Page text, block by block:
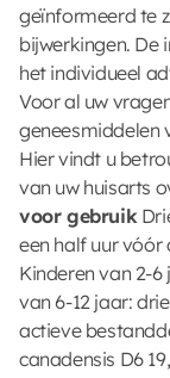
geïnformeerd te
bijwerkingen. De
het individueel
Voor al uw
geneesmiddelen
Hier vindt u
van uw huisarts
voor gebruik
een half uur
Kinderen van 2-
van 6-12 jaar:
actieve
canadensis D6